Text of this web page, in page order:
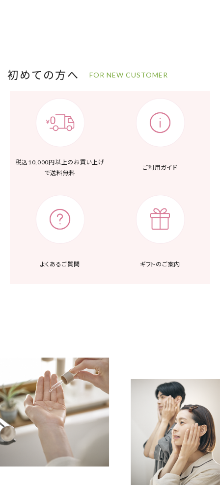
初めての方へ FOR NEW CUSTOMER
税込10,000円以上の お買い上げ
で送料無料
ご利用ガイド
よくあるご質問 ギフトのご案内